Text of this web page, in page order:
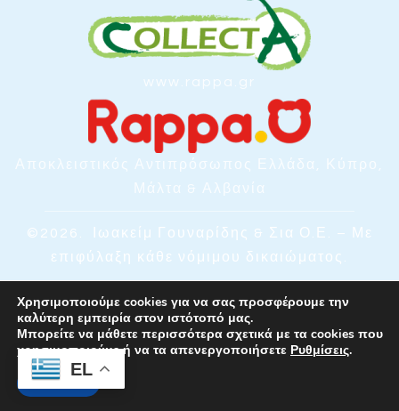
www.rappa.gr
Αποκλειστικός Αντιπρόσωπος Ελλάδα, Κύπρο,
Μάλτα & Αλβανία
©2026.
Ιωακείμ Γουναρίδης & Σια Ο.Ε. – Με
επιφύλαξη κάθε νόμιμου δικαιώματος.
EL
Χρησιμοποιούμε cookies για να σας προσφέρουμε την
καλύτερη εμπειρία στον ιστότοπό μας.
Μπορείτε να μάθετε περισσότερα σχετικά με τα cookies που
χρησιμοποιούμε ή να τα απενεργοποιήσετε Ρυθμίσεις.
Αποδοχή